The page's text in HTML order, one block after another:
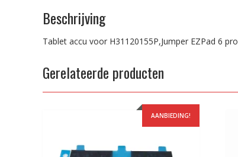
Beschrijving
Tablet accu voor H31120155P,Jumper EZPad 6 pro
Gerelateerde producten
AANBIEDING!